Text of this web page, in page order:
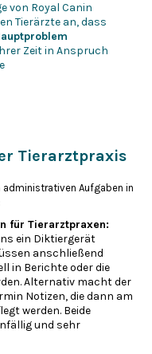
von Royal Canin
Tierärzte an, dass
Zeit in Anspruch
Tierarztpraxis
administrativen Aufgaben in
für Tierarztpraxen:
ein Diktiergerät
anschließend
in Berichte oder die
Alternativ macht der
Notizen, die dann am
werden. Beide
und sehr